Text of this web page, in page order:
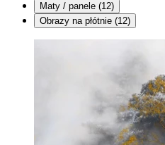
Maty / panele (12)
Obrazy na płótnie (12)